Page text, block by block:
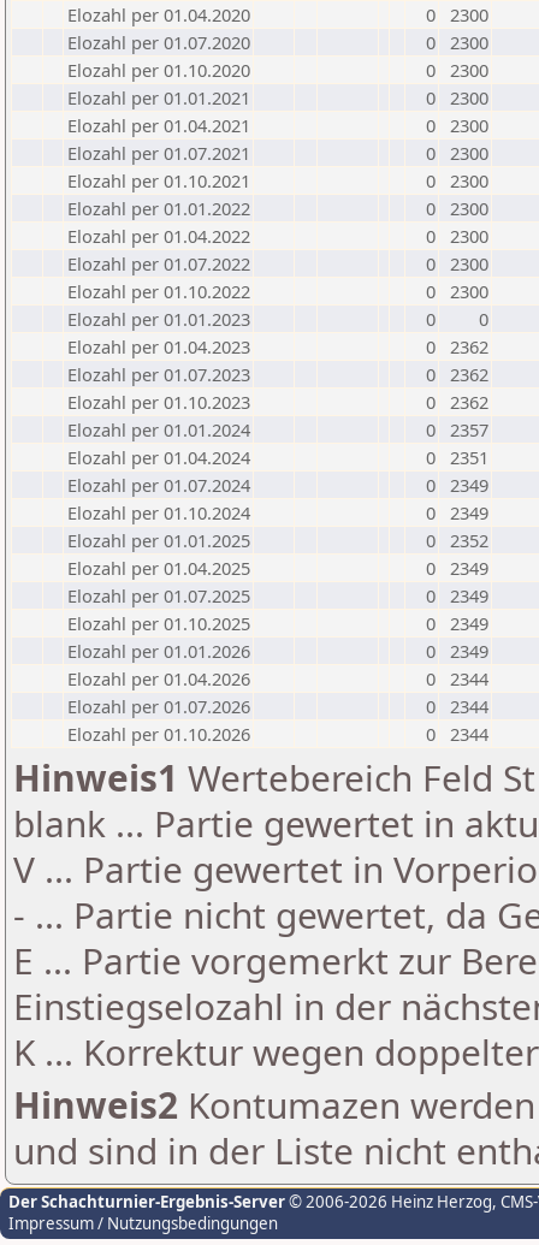
Elozahl per 01.04.2020
0 2300
Elozahl per 01.07.2020
0 2300
Elozahl per 01.10.2020
0 2300
Elozahl per 01.01.2021
0 2300
Elozahl per 01.04.2021
0 2300
Elozahl per 01.07.2021
0 2300
Elozahl per 01.10.2021
0 2300
Elozahl per 01.01.2022
0 2300
Elozahl per 01.04.2022
0 2300
Elozahl per 01.07.2022
0 2300
Elozahl per 01.10.2022
0 2300
Elozahl per 01.01.2023
0
0
Elozahl per 01.04.2023
0 2362
Elozahl per 01.07.2023
0 2362
Elozahl per 01.10.2023
0 2362
Elozahl per 01.01.2024
0 2357
Elozahl per 01.04.2024
0 2351
Elozahl per 01.07.2024
0 2349
Elozahl per 01.10.2024
0 2349
Elozahl per 01.01.2025
0 2352
Elozahl per 01.04.2025
0 2349
Elozahl per 01.07.2025
0 2349
Elozahl per 01.10.2025
0 2349
Elozahl per 01.01.2026
0 2349
Elozahl per 01.04.2026
0 2344
Elozahl per 01.07.2026
0 2344
Elozahl per 01.10.2026
0 2344
Hinweis1 Wertebereich Feld
blank ... Partie gewertet in
V ... Partie gewertet in
- ... Partie nicht gewertet, da
E ... Partie vorgemerkt zur
Einstiegselozahl in der
K ... Korrektur wegen
Hinweis2 Kontumazen
und sind in der Liste nicht
Der Schachturnier-Ergebnis-Server© 2006-2026 Heinz Herzog,
Impressum / Nutzungsbedingungen